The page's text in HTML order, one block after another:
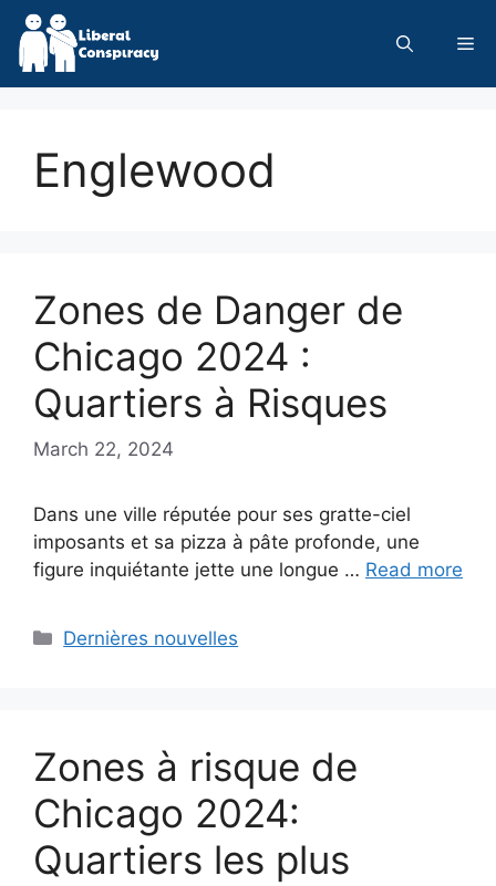
Skip
content
Englewood
Zones de Danger de
Chicago 2024 :
Quartiers à Risques
March 22, 2024
Dans une ville réputée pour ses gratte-ciel
imposants et sa pizza à pâte profonde, une
figure inquiétante jette une longue … Read more
Categories
Dernières nouvelles
Zones à risque de
Chicago 2024:
Quartiers les plus